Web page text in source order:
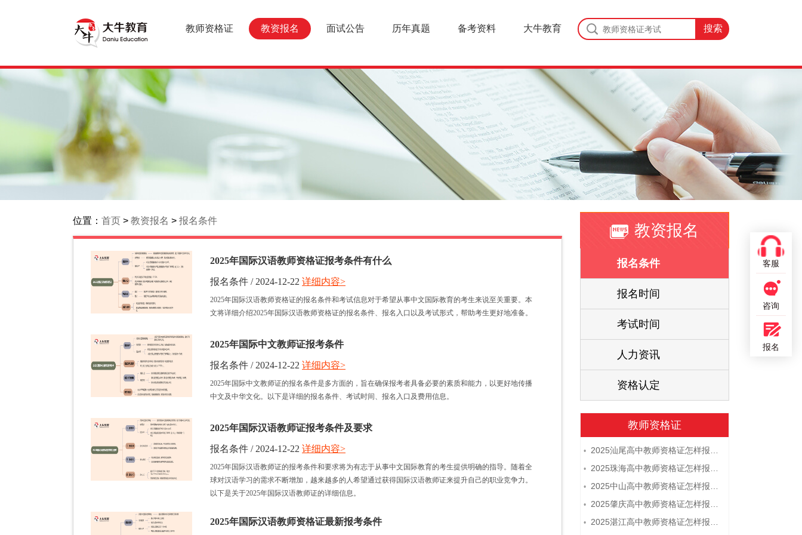
教师资格证 教资报名 面试公告 历年真题 备考资料 大牛教育
位置： 首页 > 教资报名 > 报名条件
2025年国际汉语教师资格证报考条件有什么
报名条件 / 2024-12-22
2025年国际汉语教师资格证的报名条件和考试信息对于希望从事中文国际教育的考生来说至关重要。本
文将详细介绍2025年国际汉语教师资格证的报名条件、报名入口以及考试形式，帮助考生更好地准备。
详细内容>
2025年国际中文教师证报考条件
报名条件 / 2024-12-22
2025年国际中文教师证的报名条件是多方面的，旨在确保报考者具备必要的素质和能力，以更好地传播
中文及中华文化。以下是详细的报名条件、考试时间、报名入口及费用信息。
详细内容>
2025年国际汉语教师证报考条件及要求
报名条件 / 2024-12-22
2025年国际汉语教师证的报考条件和要求将为有志于从事中文国际教育的考生提供明确的指导。随着全
球对汉语学习的需求不断增加，越来越多的人希望通过获得国际汉语教师证来提升自己的职业竞争力。
以下是关于2025年国际汉语教师证的详细信息。
详细内容>
2025年国际汉语教师资格证最新报考条件
教资报名
报名条件
报名时间
报名时间
考试时间
人力资讯
资格认定
资格认定
教师资格证
• 2025汕尾高中教师资格证怎样报名 附流程
• 2025珠海高中教师资格证怎样报名 附流程
• 2025中山高中教师资格证怎样报名 附流程
• 2025肇庆高中教师资格证怎样报名 附流程
• 2025湛江高中教师资格证怎样报名 附流程
客服
咨询
报名